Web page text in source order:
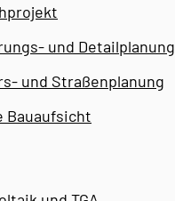
und Detailplanung
und Straßenplanung
Bauaufsicht